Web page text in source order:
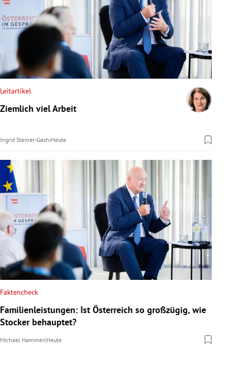
Leitartikel
Ziemlich viel Arbeit
Ingrid Steiner-GashiHeute
Faktencheck
Familienleistungen: Ist Österreich so großzügig, wie
Stocker behauptet?
Michael Hammerl Heute